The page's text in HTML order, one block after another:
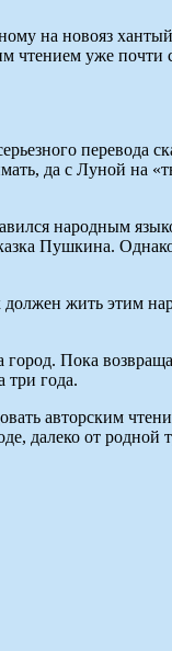
на новояз
чтением уже почти
перевода
да с Луной на
народным
Пушкина.
жить этим
Пока
три года.
авторским
далеко от